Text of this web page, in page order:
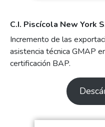
C.I. Piscícola New York
Incremento de las
asistencia técnica GMAP
certificación BAP.